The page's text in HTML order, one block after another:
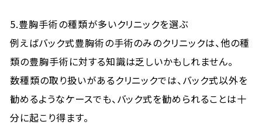
5.豊胸手術の種類が多いクリニックを選ぶ
例えばバック式豊胸術の手術のみのクリニックは、他の種
類の豊胸手術に対する知識は乏しいかもしれません。
数種類の取り扱いがあるクリニックでは、バック式以外を
勧めるようなケースでも、バック式を勧められることは十
分に起こり得ます。